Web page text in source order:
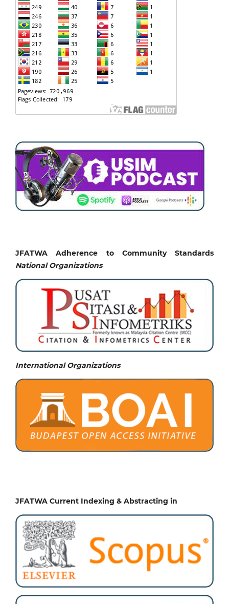
JFATWA Adherence to Community Standards
National Organizations
International Organizations
JFATWA Current Indexing & Abstracting in